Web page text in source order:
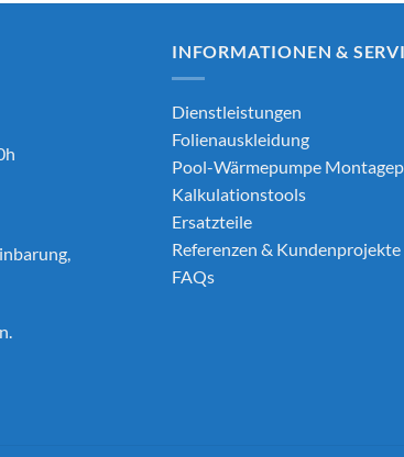
INFORMATIONEN &
Dienstleistungen
Folienauskleidung
Pool-Wärmepumpe
Kalkulationstools
Ersatzteile
Referenzen & Kundenprojekte
FAQs